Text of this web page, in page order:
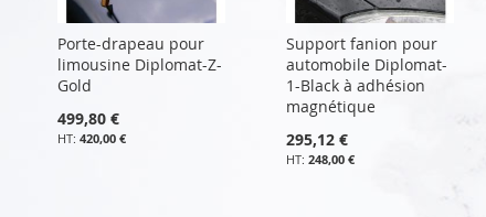
Porte-drapeau pour
limousine Diplomat-Z-
Gold
499,80 €
420,00 €
Support fanion pour
automobile Diplomat-
1-Black à adhésion
magnétique
295,12 €
248,00 €